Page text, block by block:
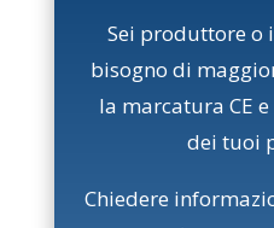
Sei produttore o
bisogno di
la marcatura CE
dei tuoi
Chiedere